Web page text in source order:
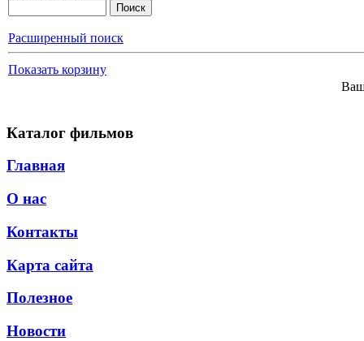
Расширенный поиск
Показать корзину
Каталог фильмов
Главная
О нас
Контакты
Карта сайта
Полезное
Новости